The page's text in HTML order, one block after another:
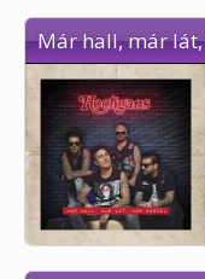
Már hall, már